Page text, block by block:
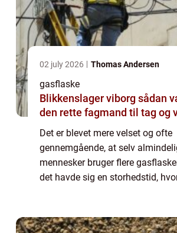
02 july 2026 Thomas Andersen
gasflaske
Blikkenslager viborg sådan vælger du
den rette fagmand til tag og
Det er blevet mere velset og ofte
gennemgående, at selv
mennesker bruger flere
det havde sig en storhedstid,